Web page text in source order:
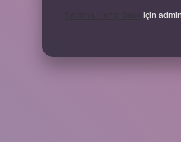
için admin